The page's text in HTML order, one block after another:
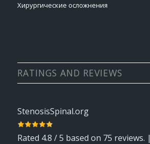
Хирургические осложнения
RATINGS AND REVIEWS
StenosisSpinal.org
Rated 4.8 / 5 based on 75 reviews. |